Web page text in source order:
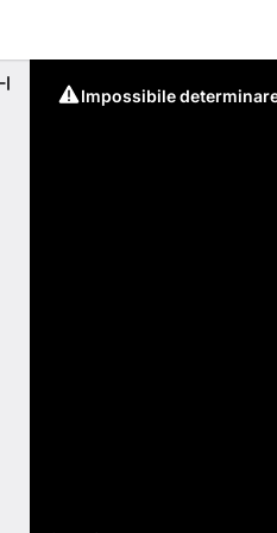
Impossibile